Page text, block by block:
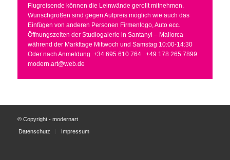
Flugreisende können die Leinwände gerollt mitnehmen.
Wunschgrößen sind gegen Aufpreis möglich wie auch das
Einfügen von anderen Personen Firmenlogo, Auto ecc.
Öffnungszeiten der Studiogalerie in Santanyi – Mallorca
während der Markttage Mittwoch und Samstag 10:00-14:30
Oder nach Anmeldung +34 695 610 764
+49 178 265 7899
modern.art@web.de
© Copyright - modernart
Datenschutz
Impressum